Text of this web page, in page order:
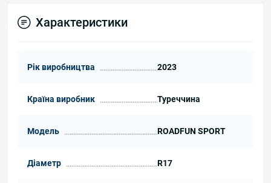
Характеристики
Рік виробництва 2023
Країна виробник Туреччина
Модель ROADFUN SPORT
Діаметр R17